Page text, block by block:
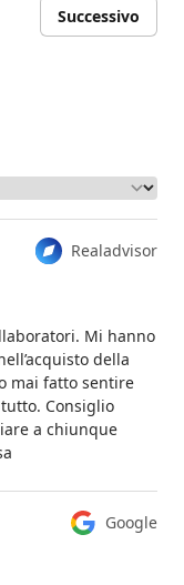
Successivo
Realadvisor
Mi hanno
della
mai fatto sentire
Consiglio
a chiunque
Google